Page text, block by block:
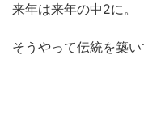
来年は来年の中2に。
そうやって伝統を築い